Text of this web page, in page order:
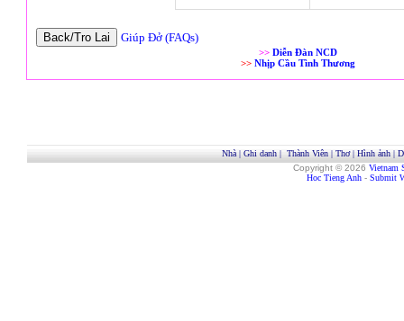
Giúp Đở (FAQs)
>> Diễn Đàn NCD
>> Nhịp Cầu Tình Thương
Nhà| Ghi danh| Thành Viên| Thơ| Hình ảnh|
Copyright © 2026 Vietnam
Hoc Tieng Anh - Submit